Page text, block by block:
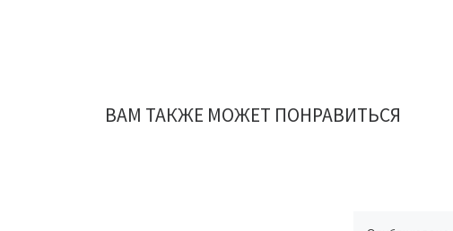
ВАМ ТАКЖЕ МОЖЕТ ПОНРАВИТЬСЯ